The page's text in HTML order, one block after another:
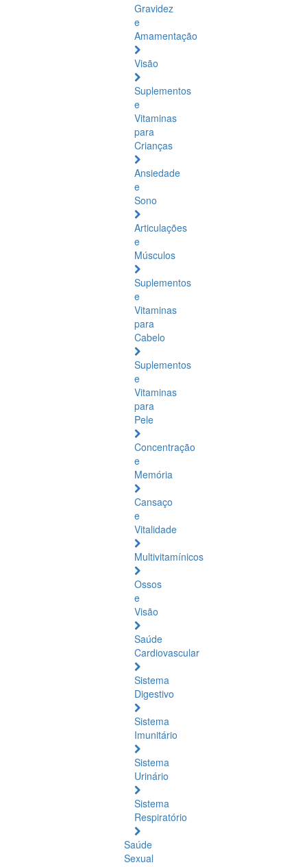
Gravidez
e
Amamentação
Visão
Suplementos
e
Vitaminas
para
Crianças
Ansiedade
e
Sono
Articulações
e
Músculos
Suplementos
e
Vitaminas
para
Cabelo
Suplementos
e
Vitaminas
para
Pele
Concentração
e
Memória
Cansaço
e
Vitalidade
Multivitamínicos
Ossos
e
Visão
Saúde
Cardiovascular
Sistema
Digestivo
Sistema
Imunitário
Sistema
Urinário
Sistema
Respiratório
Saúde
Sexual